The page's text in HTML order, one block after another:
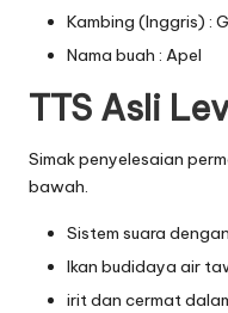
Kambing (Inggris) :
Nama buah : Apel
TTS Asli
Simak penyelesaian
bawah.
Sistem suara
Ikan budidaya air
irit dan cermat